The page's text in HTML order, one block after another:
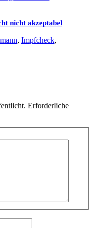
nicht akzeptabel
, Impfcheck,
Erforderliche